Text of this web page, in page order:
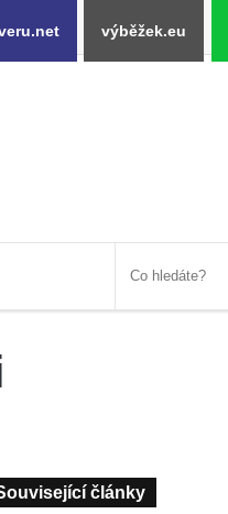
výběžek.eu
články